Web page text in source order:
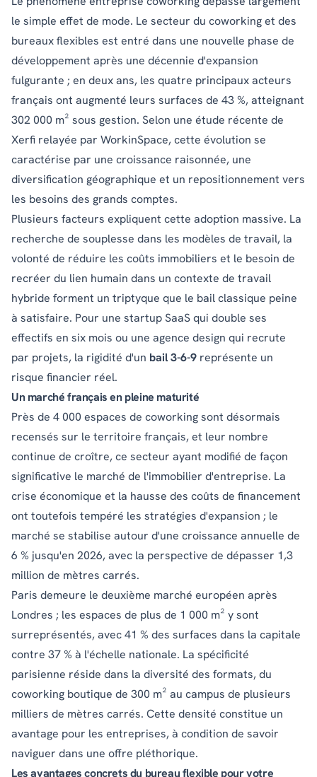
le simple effet de mode. Le secteur du coworking et des
bureaux flexibles est entré dans une nouvelle phase de
développement après une décennie d'expansion
fulgurante ; en deux ans, les quatre principaux acteurs
français ont augmenté leurs surfaces de 43 %, atteignant
302 000 m² sous gestion. Selon une étude récente de
Xerfi relayée par WorkinSpace, cette évolution se
caractérise par une croissance raisonnée, une
diversification géographique et un repositionnement vers
les besoins des grands comptes.
Plusieurs facteurs expliquent cette adoption massive. La
recherche de souplesse dans les modèles de travail, la
volonté de réduire les coûts immobiliers et le besoin de
recréer du lien humain dans un contexte de travail
hybride forment un triptyque que le bail classique peine
à satisfaire. Pour une startup SaaS qui double ses
effectifs en six mois ou une agence design qui recrute
par projets, la rigidité d'un bail 3-6-9 représente un
risque financier réel.
Un marché français en pleine maturité
Près de 4 000 espaces de coworking sont désormais
recensés sur le territoire français, et leur nombre
continue de croître, ce secteur ayant modifié de façon
significative le marché de l'immobilier d'entreprise. La
crise économique et la hausse des coûts de financement
ont toutefois tempéré les stratégies d'expansion ; le
marché se stabilise autour d'une croissance annuelle de
6 % jusqu'en 2026, avec la perspective de dépasser 1,3
million de mètres carrés.
Paris demeure le deuxième marché européen après
Londres ; les espaces de plus de 1 000 m² y sont
surreprésentés, avec 41 % des surfaces dans la capitale
contre 37 % à l'échelle nationale. La spécificité
parisienne réside dans la diversité des formats, du
coworking boutique de 300 m² au campus de plusieurs
milliers de mètres carrés. Cette densité constitue un
avantage pour les entreprises, à condition de savoir
naviguer dans une offre pléthorique.
Les avantages concrets du bureau flexible pour votre